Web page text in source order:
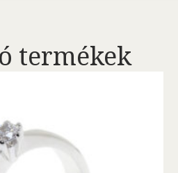
termékek